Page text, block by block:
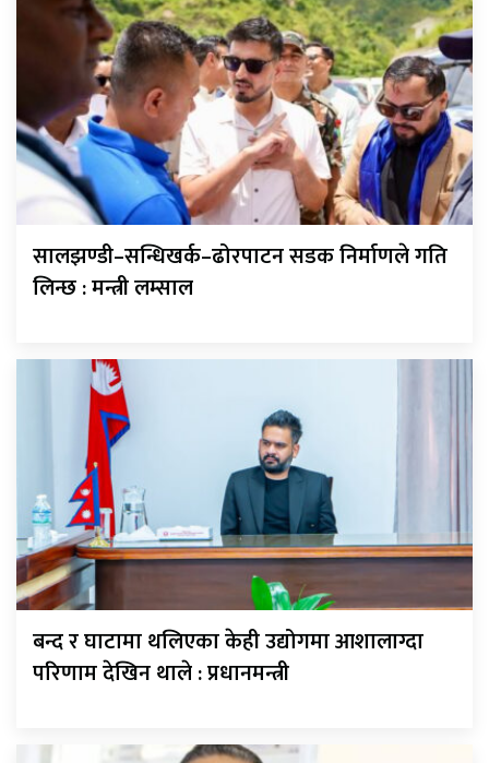
सालझण्डी–सन्धिखर्क–ढोरपाटन सडक निर्माणले गति
लिन्छ : मन्त्री लम्साल
बन्द र घाटामा थलिएका केही उद्योगमा आशालाग्दा
परिणाम देखिन थाले : प्रधानमन्त्री